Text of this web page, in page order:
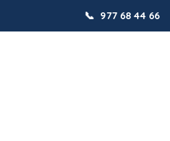
📞 977 68 44 66